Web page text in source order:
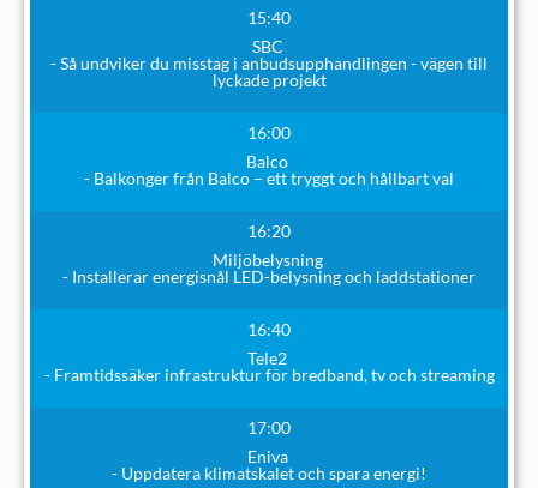
15:40
SBC
- Så undviker du misstag i anbudsupphandlingen - vägen till
lyckade projekt
16:00
Balco
- Balkonger från Balco – ett tryggt och hållbart val
16:20
Miljöbelysning
- Installerar energisnål LED-belysning och laddstationer
16:40
Tele2
- Framtidssäker infrastruktur för bredband, tv och streaming
17:00
Eniva
- Uppdatera klimatskalet och spara energi!